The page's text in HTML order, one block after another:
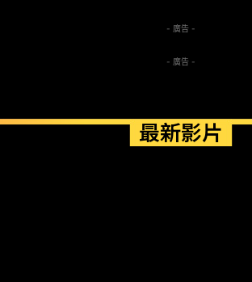
- 廣告 -
- 廣告 -
最新影片